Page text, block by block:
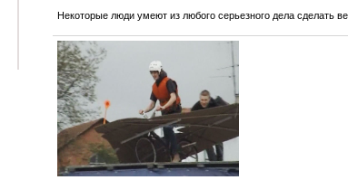
Некоторые люди умеют из любого серьезного дела сделать